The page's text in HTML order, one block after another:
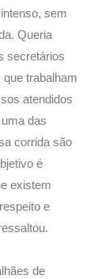
sem
Queria
secretários
trabalham
atendidos
das
corrida são
é
existem
e
de